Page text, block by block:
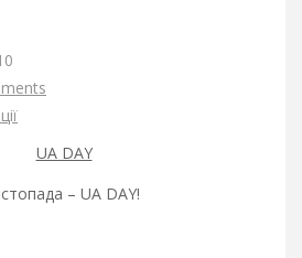
– UA DAY!